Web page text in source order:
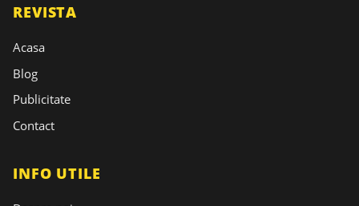
REVISTA
Acasa
Blog
Publicitate
Contact
INFO UTILE